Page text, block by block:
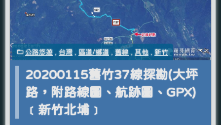
公路悠遊 ,台灣 區道/鄉道 ,舊線 ,其他,新竹
20200115舊竹37線探勘(大坪
路，附路線圖、航跡圖、GPX)
﹝新竹北埔﹞